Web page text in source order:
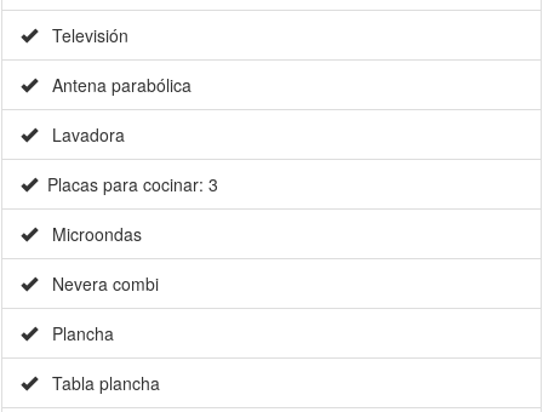
Televisión
Antena parabólica
Lavadora
Placas para cocinar: 3
Microondas
Nevera combi
Plancha
Tabla plancha